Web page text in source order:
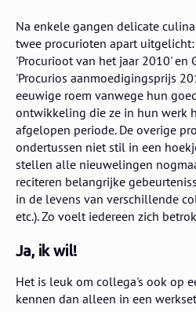
Na enkele gangen delicate
twee procurioten apart
'Procurioot van het jaar 2010' en
'Procurios aanmoedigingsprijs
eeuwige roem vanwege hun
ontwikkeling die ze in hun werk
afgelopen periode. De overige
ondertussen niet stil in een
stellen alle nieuwelingen
reciteren belangrijke
in de levens van verschillende
etc.). Zo voelt iedereen zich
Ja, ik wil!
Het is leuk om collega's ook op
kennen dan alleen in een